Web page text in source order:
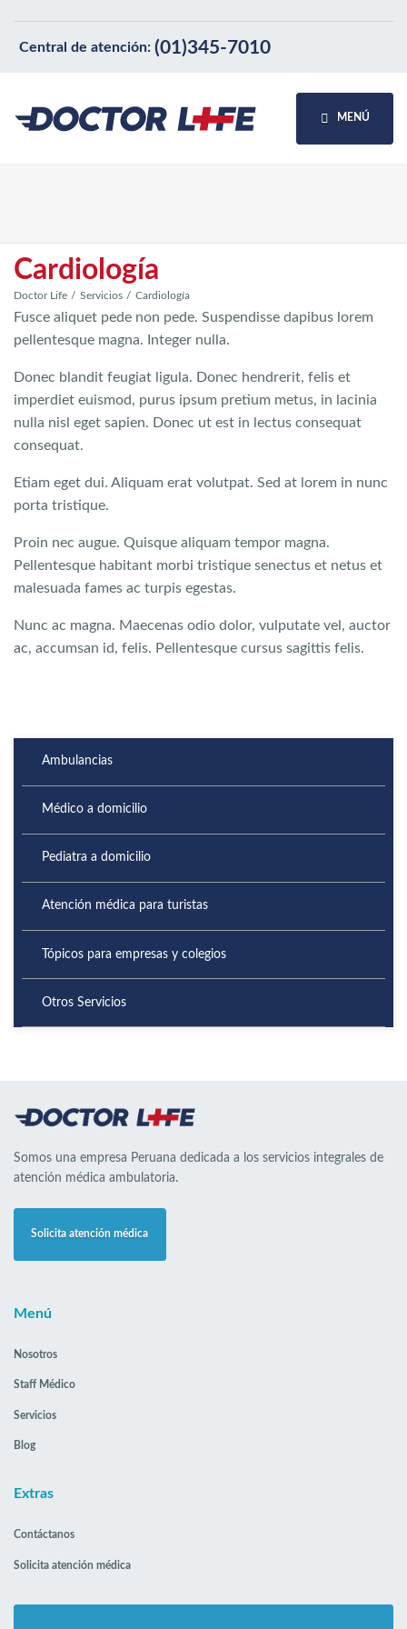
Central de atención: (01)345-7010
MENÚ
Cardiología
Doctor Life Servicios Cardiología
Fusce aliquet pede non pede. Suspendisse dapibus lorem
pellentesque magna. Integer nulla.
Donec blandit feugiat ligula. Donec hendrerit, felis et
imperdiet euismod, purus ipsum pretium metus, in lacinia
nulla nisl eget sapien. Donec ut est in lectus consequat
consequat.
Etiam eget dui. Aliquam erat volutpat. Sed at lorem in nunc
porta tristique.
Proin nec augue. Quisque aliquam tempor magna.
Pellentesque habitant morbi tristique senectus et netus et
malesuada fames ac turpis egestas.
Nunc ac magna. Maecenas odio dolor, vulputate vel, auctor
ac, accumsan id, felis. Pellentesque cursus sagittis felis.
Ambulancias
Médico a domicilio
Pediatra a domicilio
Atención médica para turistas
Tópicos para empresas y colegios
Otros Servicios
Somos una empresa Peruana dedicada a los servicios integrales de
atención médica ambulatoria.
Solicita atención médica
Menú
Nosotros
Staff Médico
Servicios
Blog
Extras
Contáctanos
Solicita atención médica